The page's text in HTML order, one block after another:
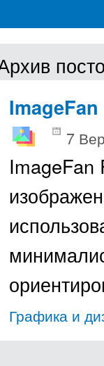
для Windows
7
ImageFan
Графика и